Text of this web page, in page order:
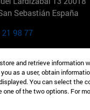
Sebastián España
98 77
St 10019-2201 Nueva
8850
and retrieve information
as a user, obtain
You can select the
of the two options. For